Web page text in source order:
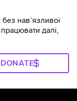
навʼязливої
далі,
DONATE